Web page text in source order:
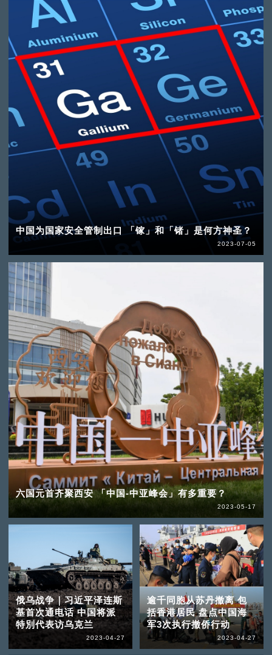
中国为国家安全管制出口 「镓」和「锗」是何方神圣？
2023-07-05
六国元首齐聚西安 「中国-中亚峰会」有多重要？
2023-05-17
俄乌战争｜习近平泽连斯
基首次通电话 中国将派
特別代表访乌克兰
2023-04-27
逾千同胞从苏丹撤离 包
括香港居民 盘点中国海
军3次执行撤侨行动
2023-04-27